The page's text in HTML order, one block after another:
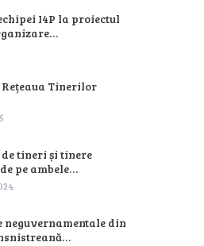
I4P la proiectul
Tinerilor
tineri și tinere
pe ambele…
din